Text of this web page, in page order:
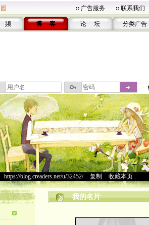
广告服务 联系我们
频 博 客 论 坛 分类广告
https://blog.creaders.net/u/32452/> 复制 收藏本页
我的名片